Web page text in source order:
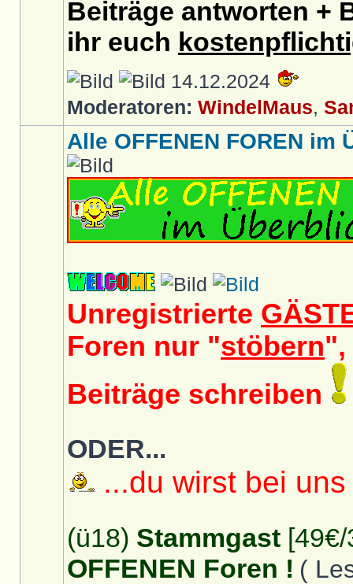
Beiträge antworten +
ihr euch
14.12.2024
Moderatoren: WindelMaus,
Alle OFFENEN FOREN im
Unregistrierte
Foren nur "stöbern",
Beiträge schreiben
ODER...
...du wirst bei
(ü18) Stammgast
OFFENEN Foren ! (